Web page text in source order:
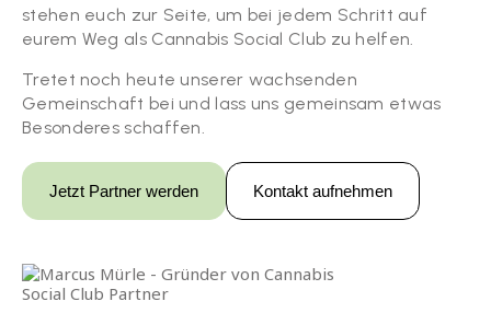
stehen euch zur Seite, um bei jedem Schritt auf
eurem Weg als Cannabis Social Club zu helfen.
Tretet noch heute unserer wachsenden
Gemeinschaft bei und lass uns gemeinsam etwas
Besonderes schaffen.
Jetzt Partner werden Kontakt aufnehmen